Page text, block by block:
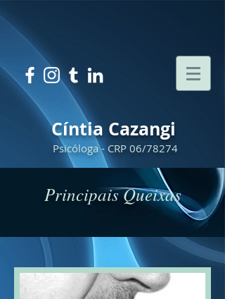
Cíntia Cazangi
Psicóloga - CRP 06/78274
Principais Queixas